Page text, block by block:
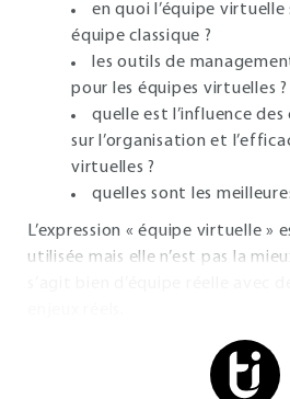
en quoi l’équipe virtuelle
équipe classique ?
les outils de
pour les équipes virtuelles ?
quelle est l’influence
sur l’organisation et
virtuelles ?
quelles sont les
L’expression « équipe virtuelle »
utilisée mais elle n’est pas la